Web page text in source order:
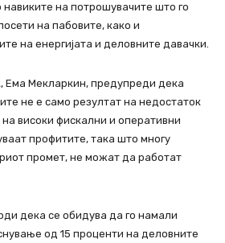
на потрошувачите што го
на пабовите, како и
на енергијата и деловните давачки.
Ема Мекларкин, предупреди дека
не е само резултат на недостаток
на високи фискални и оперативни
профитите, така што многу
промет, не можат да работат
дека се обидува да го намали
од 15 проценти на деловните